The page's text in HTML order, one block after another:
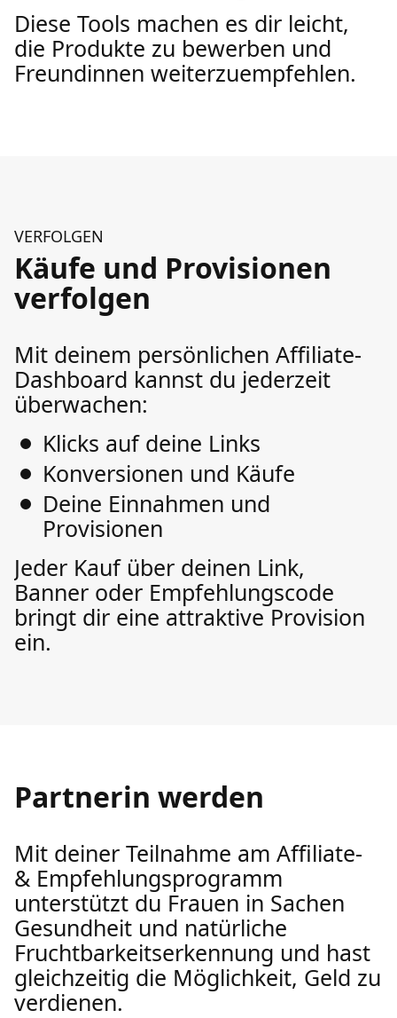
Diese Tools machen es dir leicht,
die Produkte zu bewerben und
Freundinnen weiterzuempfehlen.
VERFOLGEN
Käufe und Provisionen
verfolgen
Mit deinem persönlichen Affiliate-
Dashboard kannst du jederzeit
überwachen:
Klicks auf deine Links
Konversionen und Käufe
Deine Einnahmen und
Provisionen
Jeder Kauf über deinen Link,
Banner oder Empfehlungscode
bringt dir eine attraktive Provision
ein.
Partnerin werden
Mit deiner Teilnahme am Affiliate-
& Empfehlungsprogramm
unterstützt du Frauen in Sachen
Gesundheit und natürliche
Fruchtbarkeitserkennung und hast
gleichzeitig die Möglichkeit, Geld zu
verdienen.